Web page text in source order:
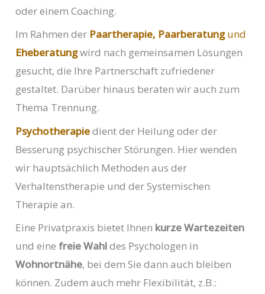
oder einem Coaching.
Im Rahmen der Paartherapie, Paarberatungund
Eheberatungwird nach gemeinsamen Lösungen
gesucht, die Ihre Partnerschaft zufriedener
gestaltet. Darüber hinaus beraten wir auch zum
Thema Trennung.
Psychotherapiedient der Heilung oder der
Besserung psychischer Störungen. Hier wenden
wir hauptsächlich Methoden aus der
Verhaltenstherapie und der Systemischen
Therapie an.
Eine Privatpraxis bietet Ihnen kurze Wartezeiten
und eine freie Wahldes Psychologen in
Wohnortnähe, bei dem Sie dann auch bleiben
können. Zudem auch mehr Flexibilität, z.B.: